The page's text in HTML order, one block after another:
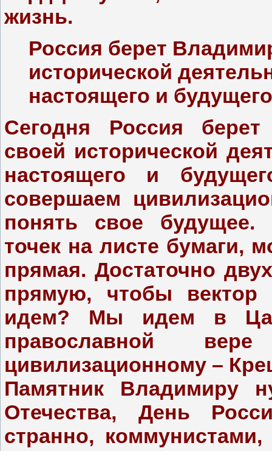
жизнь.
Россия берет
исторической
настоящего и будущего
Сегодня Россия
своей исторической
настоящего и
совершаем
понять свое будущее.
точек на листе бумаги,
прямая. Достаточно
прямую, чтобы
идем? Мы идем в
православной
цивилизационному –
Памятник Владимиру
Отечества, День
странно,